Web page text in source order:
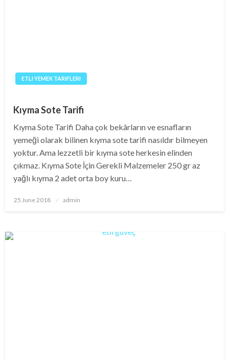
ETLI YEMEK TARIFLERI
Kıyma Sote Tarifi
Kıyma Sote Tarifi Daha çok bekârların ve esnafların
yemeği olarak bilinen kıyma sote tarifi nasıldır bilmeyen
yoktur. Ama lezzetli bir kıyma sote herkesin elinden
çıkmaz. Kıyma Sote İçin Gerekli Malzemeler 250 gr az
yağlı kıyma 2 adet orta boy kuru…
Posted
25 June 2018 admin